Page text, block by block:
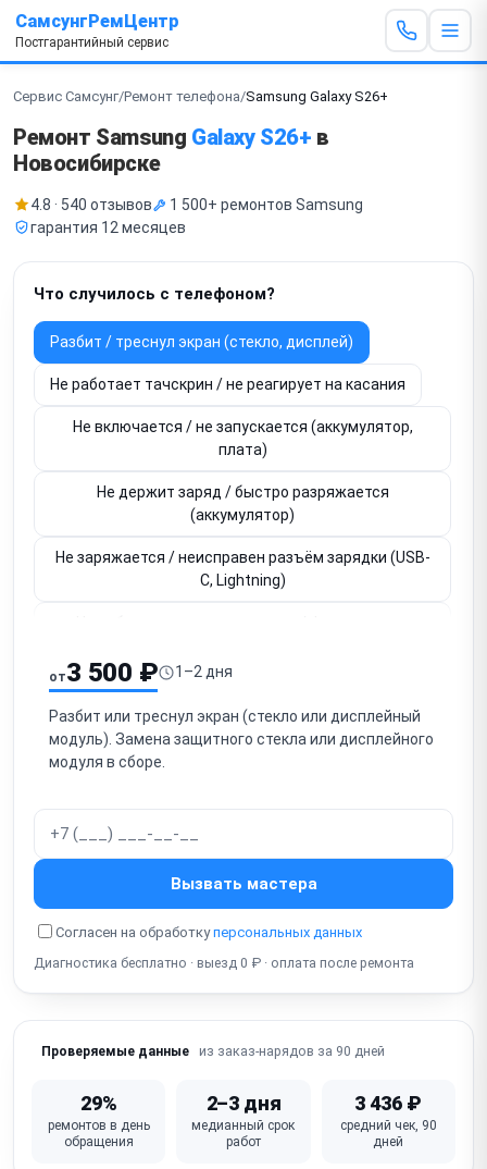
СамсунгРемЦентр
Постгарантийный сервис
Сервис Самсунг/Ремонт телефона/Samsung Galaxy S26+
Ремонт Samsung Galaxy S26+ в
Новосибирске
4.8 · 540 отзывов
1 500+ ремонтов Samsung
гарантия 12 месяцев
Что случилось с телефоном?
Разбит / треснул экран (стекло, дисплей)
Не работает тачскрин / не реагирует на касания
Не включается / не запускается (аккумулятор,
плата)
Не держит заряд / быстро разряжается
(аккумулятор)
Не заряжается / неисправен разъём зарядки (USB-
C, Lightning)
Нет звука / не работает разговорный динамик
Нет громкого звука / не работает громкоговоритель
Нет мобильной сети / SIM-карта не читается
Не работает Wi-Fi / Bluetooth / GPS
Зависает / тормозит / глючит (прошивка, память)
Попадание воды / окисление (коррозия платы)
Неисправна материнская плата
от3 500 ₽ 1–2 дня
Разбит или треснул экран (стекло или дисплейный
модуль). Замена защитного стекла или дисплейного
модуля в сборе.
Вызвать мастера
Согласен на обработкуперсональных данных
Диагностика бесплатно · выезд 0 ₽ · оплата после ремонта
Проверяемые данные из заказ-нарядов за 90 дней
29%
ремонтов в день
обращения
2–3 дня
медианный срок
работ
3 436 ₽
средний чек, 90
дней